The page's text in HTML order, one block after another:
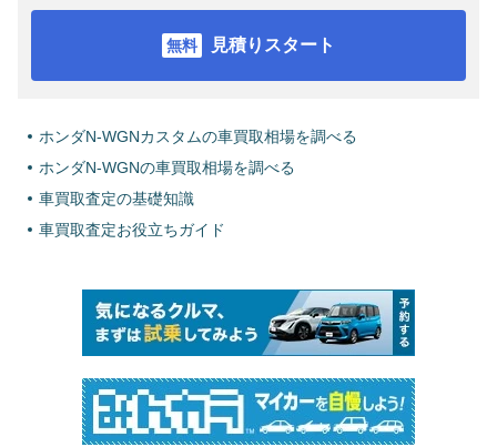
見積りスタート
ホンダN-WGNカスタムの車買取相場を調べる
ホンダN-WGNの車買取相場を調べる
車買取査定の基礎知識
車買取査定お役立ちガイド